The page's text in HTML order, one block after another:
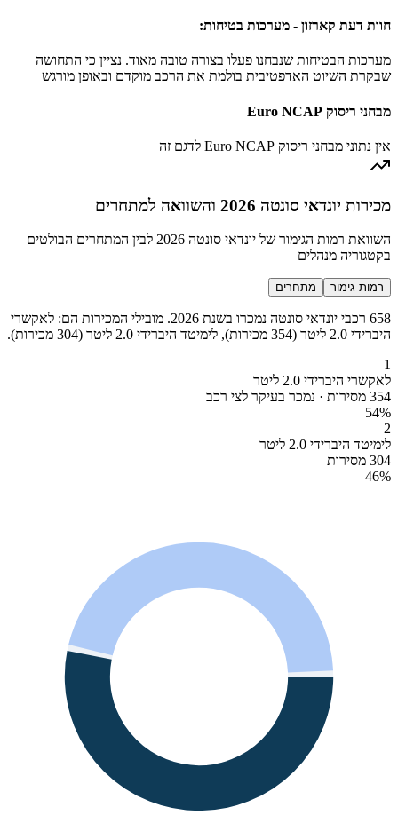
חוות דעת קארזון - מערכות בטיחות:
מערכות הבטיחות שנבחנו פעלו בצורה טובה מאוד. נציין כי התחושה
שבקרת השיוט האדפטיבית בולמת את הרכב מוקדם ובאופן מורגש
מבחני ריסוק Euro NCAP
אין נתוני מבחני ריסוק Euro NCAP לדגם זה
מכירות יונדאי סונטה 2026 והשוואה למתחרים
השוואת רמות הגימור של יונדאי סונטה 2026 לבין המתחרים הבולטים
בקטגוריה מנהלים
רמות גימור מתחרים
658 רכבי יונדאי סונטה נמכרו בשנת 2026. מובילי המכירות הם: לאקשרי
היברידי 2.0 ליטר (354 מכירות), לימיטד היברידי 2.0 ליטר (304 מכירות).
1
לאקשרי היברידי 2.0 ליטר
354 מסירות · נמכר בעיקר לצי רכב
54%
2
לימיטד היברידי 2.0 ליטר
304 מסירות
46%